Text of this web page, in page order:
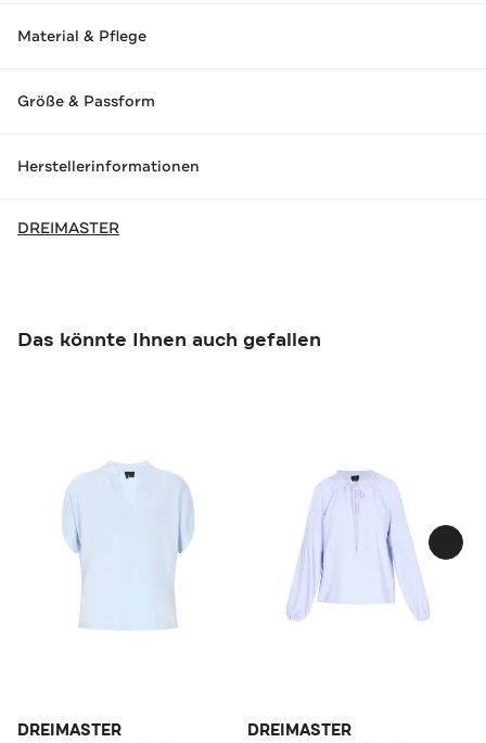
Material & Pflege
Größe & Passform
Herstellerinformationen
DREIMASTER
Das könnte Ihnen auch gefallen
DREIMASTER DREIMASTER